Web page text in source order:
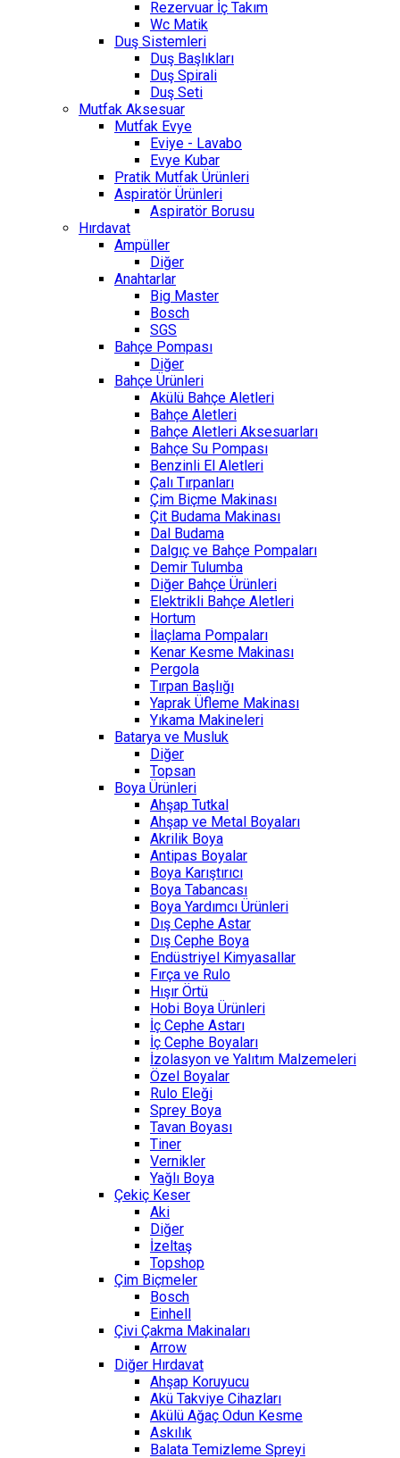
Rezervuar İç Takım
Wc Matik
Duş Sistemleri
Duş Başlıkları
Duş Spirali
Duş Seti
Mutfak Aksesuar
Mutfak Evye
Eviye - Lavabo
Evye Kubar
Pratik Mutfak Ürünleri
Aspiratör Ürünleri
Aspiratör Borusu
Hırdavat
Ampüller
Diğer
Anahtarlar
Big Master
Bosch
SGS
Bahçe Pompası
Diğer
Bahçe Ürünleri
Akülü Bahçe Aletleri
Bahçe Aletleri
Bahçe Aletleri Aksesuarları
Bahçe Su Pompası
Benzinli El Aletleri
Çalı Tırpanları
Çim Biçme Makinası
Çit Budama Makinası
Dal Budama
Dalgıç ve Bahçe Pompaları
Demir Tulumba
Diğer Bahçe Ürünleri
Elektrikli Bahçe Aletleri
Hortum
İlaçlama Pompaları
Kenar Kesme Makinası
Pergola
Tırpan Başlığı
Yaprak Üfleme Makinası
Yıkama Makineleri
Batarya ve Musluk
Diğer
Topsan
Boya Ürünleri
Ahşap Tutkal
Ahşap ve Metal Boyaları
Akrilik Boya
Antipas Boyalar
Boya Karıştırıcı
Boya Tabancası
Boya Yardımcı Ürünleri
Dış Cephe Astar
Dış Cephe Boya
Endüstriyel Kimyasallar
Fırça ve Rulo
Hışır Örtü
Hobi Boya Ürünleri
İç Cephe Astarı
İç Cephe Boyaları
İzolasyon ve Yalıtım Malzemeleri
Özel Boyalar
Rulo Eleği
Sprey Boya
Tavan Boyası
Tiner
Vernikler
Yağlı Boya
Çekiç Keser
Aki
Diğer
İzeltaş
Topshop
Çim Biçmeler
Bosch
Einhell
Çivi Çakma Makinaları
Arrow
Diğer Hırdavat
Ahşap Koruyucu
Akü Takviye Cihazları
Akülü Ağaç Odun Kesme
Askılık
Balata Temizleme Spreyi